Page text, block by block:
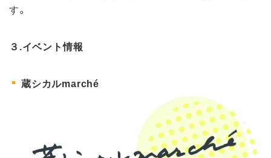
す。
３.イベント情報
蔵シカルmarché